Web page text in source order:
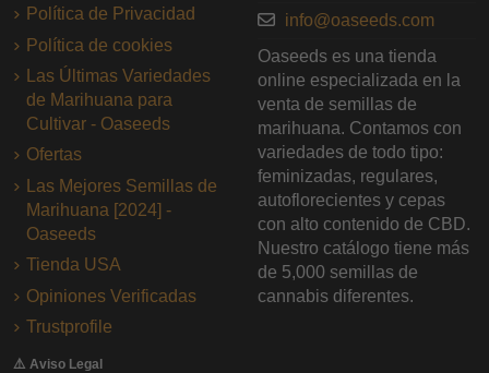
Política de Privacidad
Política de cookies
Las Últimas Variedades
de Marihuana para
Cultivar - Oaseeds
Ofertas
Las Mejores Semillas de
Marihuana [2024] -
Oaseeds
Tienda USA
Opiniones Verificadas
Trustprofile
info@oaseeds.com
Oaseeds es una tienda
online especializada en la
venta de semillas de
marihuana. Contamos con
variedades de todo tipo:
feminizadas, regulares,
autoflorecientes y cepas
con alto contenido de CBD.
Nuestro catálogo tiene más
de 5,000 semillas de
cannabis diferentes.
⚠️ Aviso Legal